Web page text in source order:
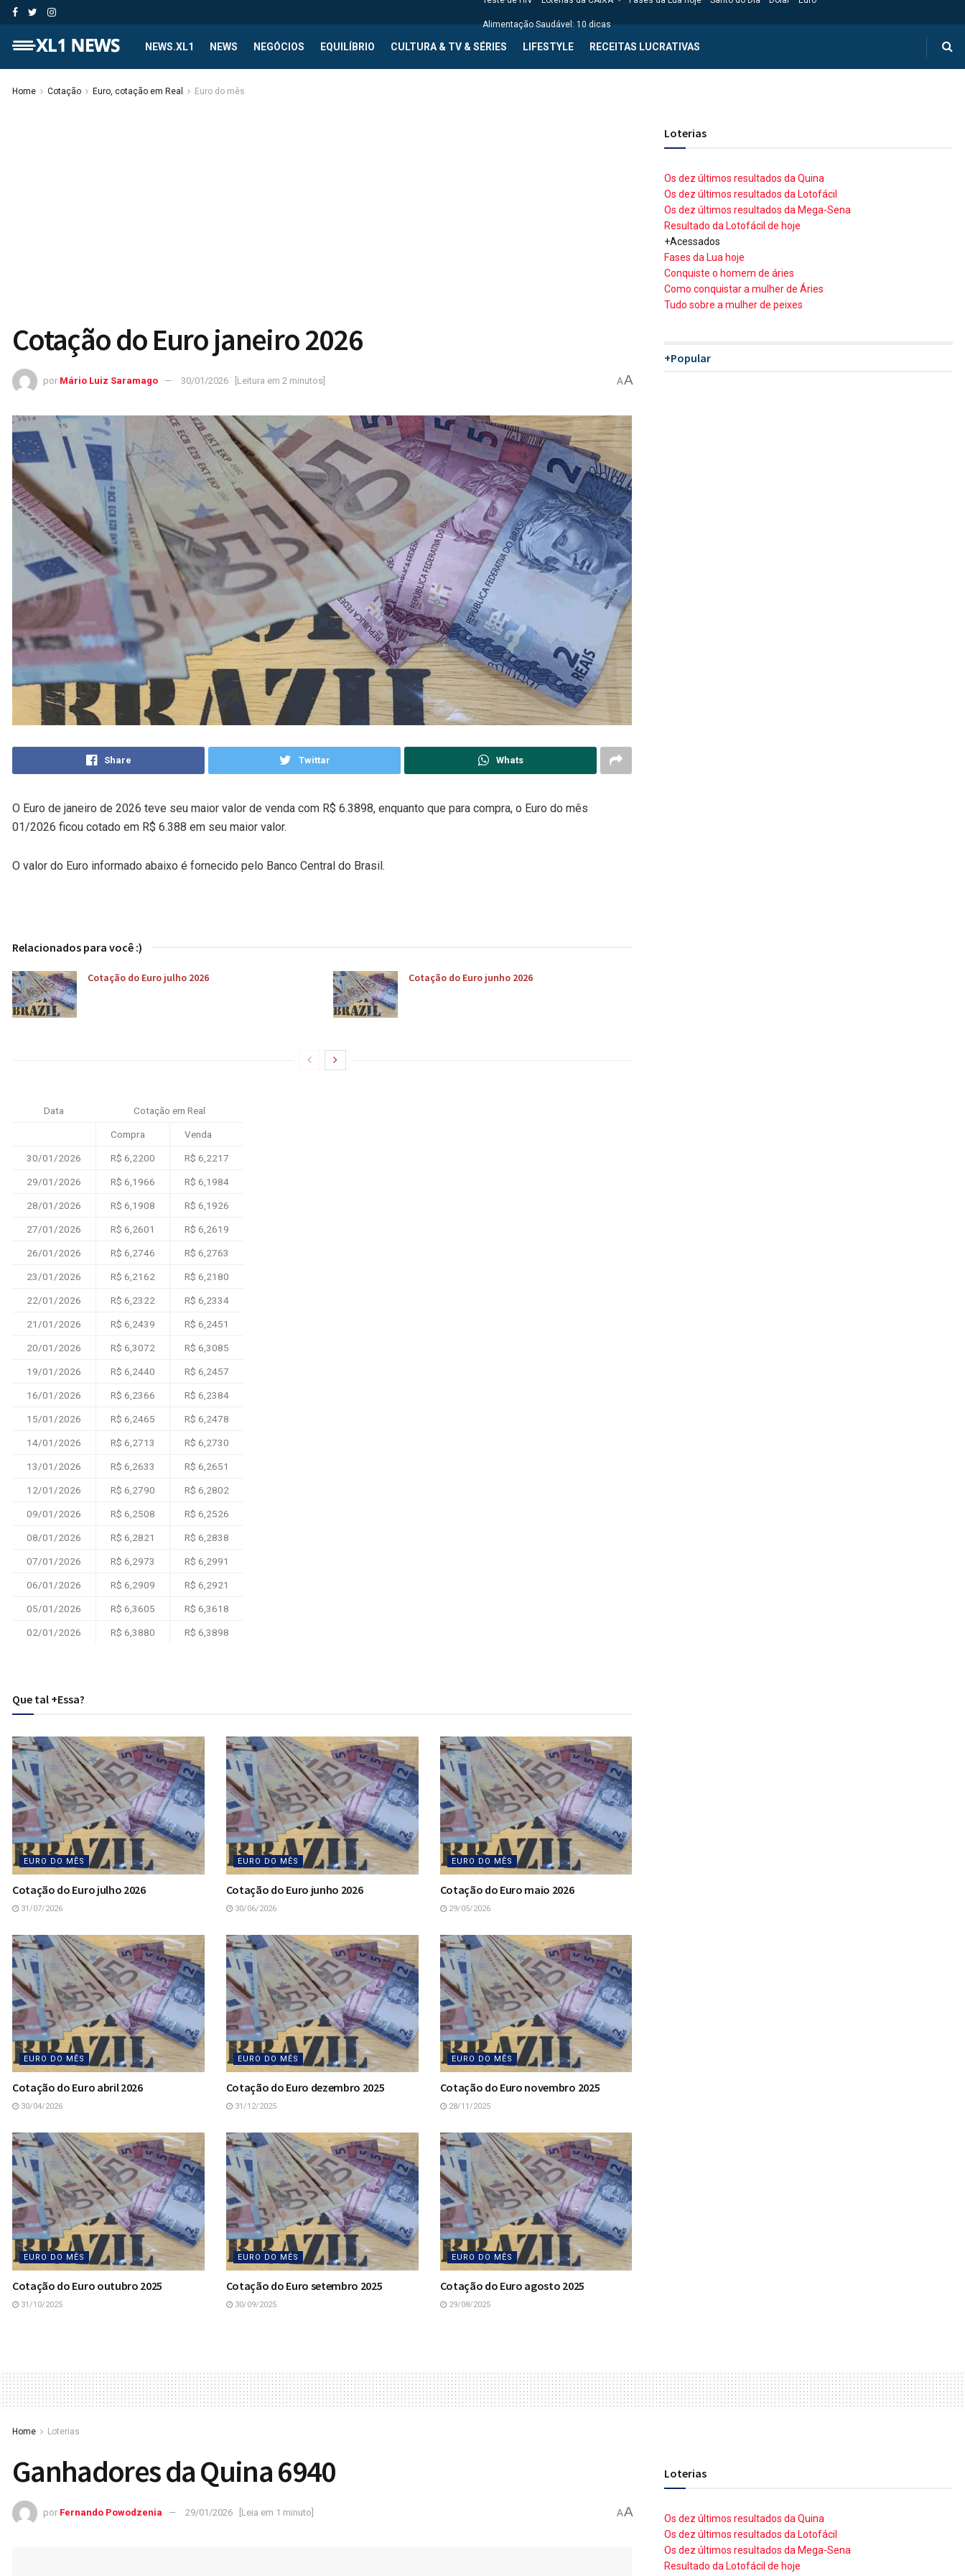
Alimentação Saudável: 10 dicas
NEWS.XL1 NEWS NEGÓCIOS EQUILÍBRIO CULTURA & TV & SÉRIES LIFESTYLE RECEITAS LUCRATIVAS
Home Cotação Euro, cotação em Real Euro do mês
Cotação do Euro janeiro 2026
por Mário Luiz Saramago 30/01/2026 [Leitura em 2 minutos] AA
Share Twittar Whats
O Euro de janeiro de 2026 teve seu maior valor de venda com R$ 6.3898, enquanto que para compra, o Euro do mês
01/2026 ficou cotado em R$ 6.388 em seu maior valor.
O valor do Euro informado abaixo é fornecido pelo Banco Central do Brasil.
Relacionados para você :)
Cotação do Euro julho 2026 Cotação do Euro junho 2026
Data Cotação em Real
Compra Venda
30/01/2026 R$ 6,2200 R$ 6,2217
29/01/2026 R$ 6,1966 R$ 6,1984
28/01/2026 R$ 6,1908 R$ 6,1926
27/01/2026 R$ 6,2601 R$ 6,2619
26/01/2026 R$ 6,2746 R$ 6,2763
23/01/2026 R$ 6,2162 R$ 6,2180
22/01/2026 R$ 6,2322 R$ 6,2334
21/01/2026 R$ 6,2439 R$ 6,2451
20/01/2026 R$ 6,3072 R$ 6,3085
19/01/2026 R$ 6,2440 R$ 6,2457
16/01/2026 R$ 6,2366 R$ 6,2384
15/01/2026 R$ 6,2465 R$ 6,2478
14/01/2026 R$ 6,2713 R$ 6,2730
13/01/2026 R$ 6,2633 R$ 6,2651
12/01/2026 R$ 6,2790 R$ 6,2802
09/01/2026 R$ 6,2508 R$ 6,2526
08/01/2026 R$ 6,2821 R$ 6,2838
07/01/2026 R$ 6,2973 R$ 6,2991
06/01/2026 R$ 6,2909 R$ 6,2921
05/01/2026 R$ 6,3605 R$ 6,3618
02/01/2026 R$ 6,3880 R$ 6,3898
Que tal +Essa?
EURO DO MÊS
Cotação do Euro julho 2026
31/07/2026
EURO DO MÊS
Cotação do Euro junho 2026
30/06/2026
EURO DO MÊS
Cotação do Euro maio 2026
29/05/2026
EURO DO MÊS
Cotação do Euro abril 2026
30/04/2026
EURO DO MÊS
Cotação do Euro dezembro 2025
31/12/2025
EURO DO MÊS
Cotação do Euro novembro 2025
28/11/2025
EURO DO MÊS
Cotação do Euro outubro 2025
31/10/2025
EURO DO MÊS
Cotação do Euro setembro 2025
30/09/2025
EURO DO MÊS
Cotação do Euro agosto 2025
29/08/2025
Loterias
Os dez últimos resultados da Quina
Os dez últimos resultados da Lotofácil
Os dez últimos resultados da Mega-Sena
Resultado da Lotofácil de hoje
+Acessados
Fases da Lua hoje
Conquiste o homem de áries
Como conquistar a mulher de Áries
Tudo sobre a mulher de peixes
+Popular
Home Loterias
Ganhadores da Quina 6940
por Fernando Powodzenia 29/01/2026 [Leia em 1 minuto] AA
Loterias
Os dez últimos resultados da Quina
Os dez últimos resultados da Lotofácil
Os dez últimos resultados da Mega-Sena
Resultado da Lotofácil de hoje